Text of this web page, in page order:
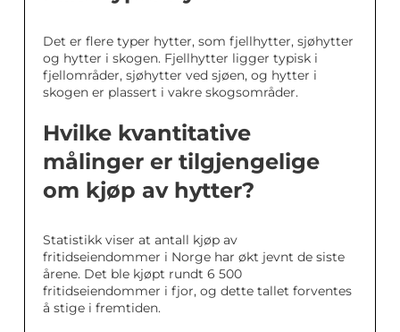
Det er flere typer hytter, som fjellhytter, sjøhytter
og hytter i skogen. Fjellhytter ligger typisk i
fjellområder, sjøhytter ved sjøen, og hytter i
skogen er plassert i vakre skogsområder.
Hvilke kvantitative
målinger er tilgjengelige
om kjøp av hytter?
Statistikk viser at antall kjøp av
fritidseiendommer i Norge har økt jevnt de siste
årene. Det ble kjøpt rundt 6 500
fritidseiendommer i fjor, og dette tallet forventes
å stige i fremtiden.